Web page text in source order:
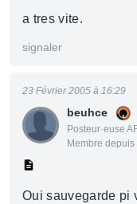
a tres vite.
signaler
beuhce
Posteur·euse
Membre
23 Février 2005 à 16:29
Oui sauvegarde pi